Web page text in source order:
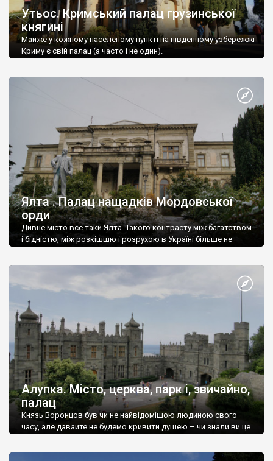
Утьос. Кримський палац грузинської
княгині
Майже у кожному населеному пункті на південному узбережжі
Криму є свій палац (а часто і не один).
Ялта . Палац нащадків Мордовської
орди
Дивне місто все таки Ялта. Такого контрасту між багатством
і бідністю, між розкішшю і розрухою в Україні більше не
Алупка. Місто, церква, парк і, звичайно,
палац
Князь Воронцов був чи не найвідомішою людиною свого
часу, але давайте не будемо кривити душею – чи знали ви це